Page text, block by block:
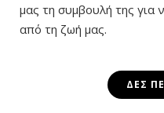
μας τη συμβουλή της για
από τη ζωή μας.
ΔΕΣ